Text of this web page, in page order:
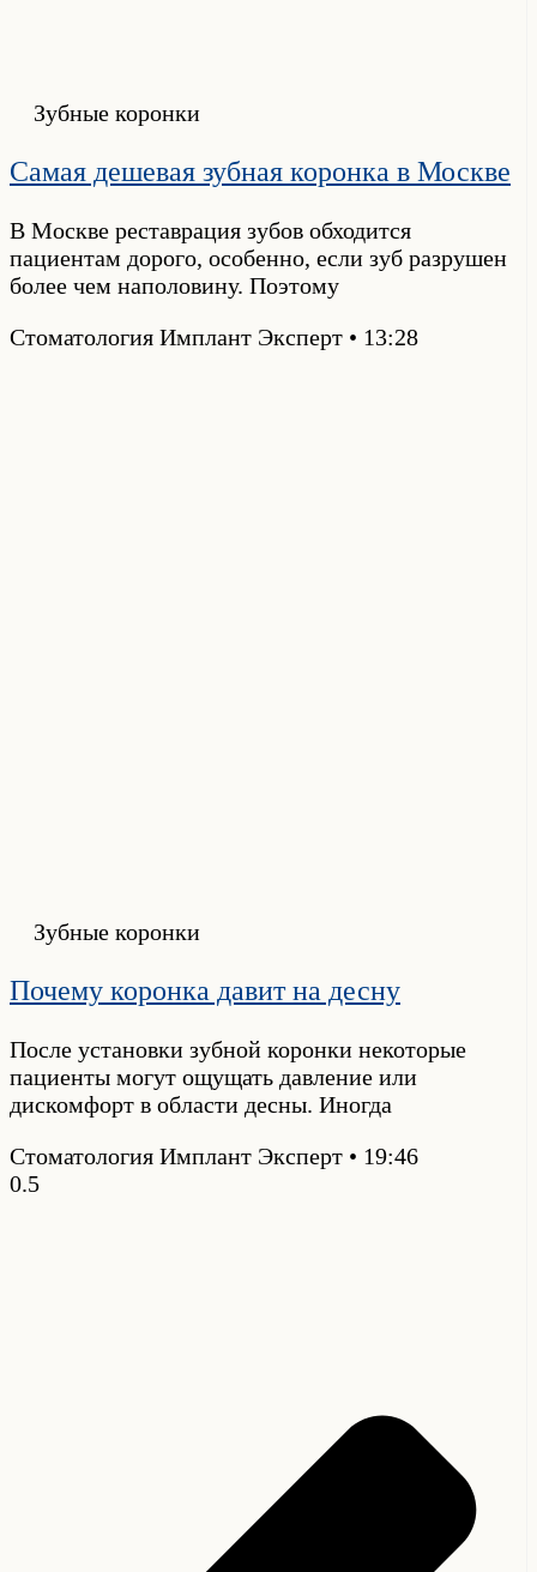
Зубные коронки
Самая дешевая зубная коронка в Москве
В Москве реставрация зубов обходится
пациентам дорого, особенно, если зуб разрушен
более чем наполовину. Поэтому
Стоматология Имплант Эксперт
13:28
Зубные коронки
Почему коронка давит на десну
После установки зубной коронки некоторые
пациенты могут ощущать давление или
дискомфорт в области десны. Иногда
Стоматология Имплант Эксперт
19:46